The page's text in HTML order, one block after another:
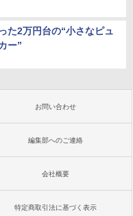
た2万円台の“小さなピュ
ー”
お問い合わせ
編集部へのご連絡
会社概要
特定商取引法に基づく表示